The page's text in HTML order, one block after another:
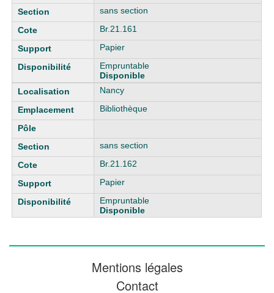
sans section
Br.21.161
Papier
Empruntable
Disponible
Nancy
Bibliothèque
sans section
Br.21.162
Papier
Empruntable
Disponible
Mentions légales
Contact